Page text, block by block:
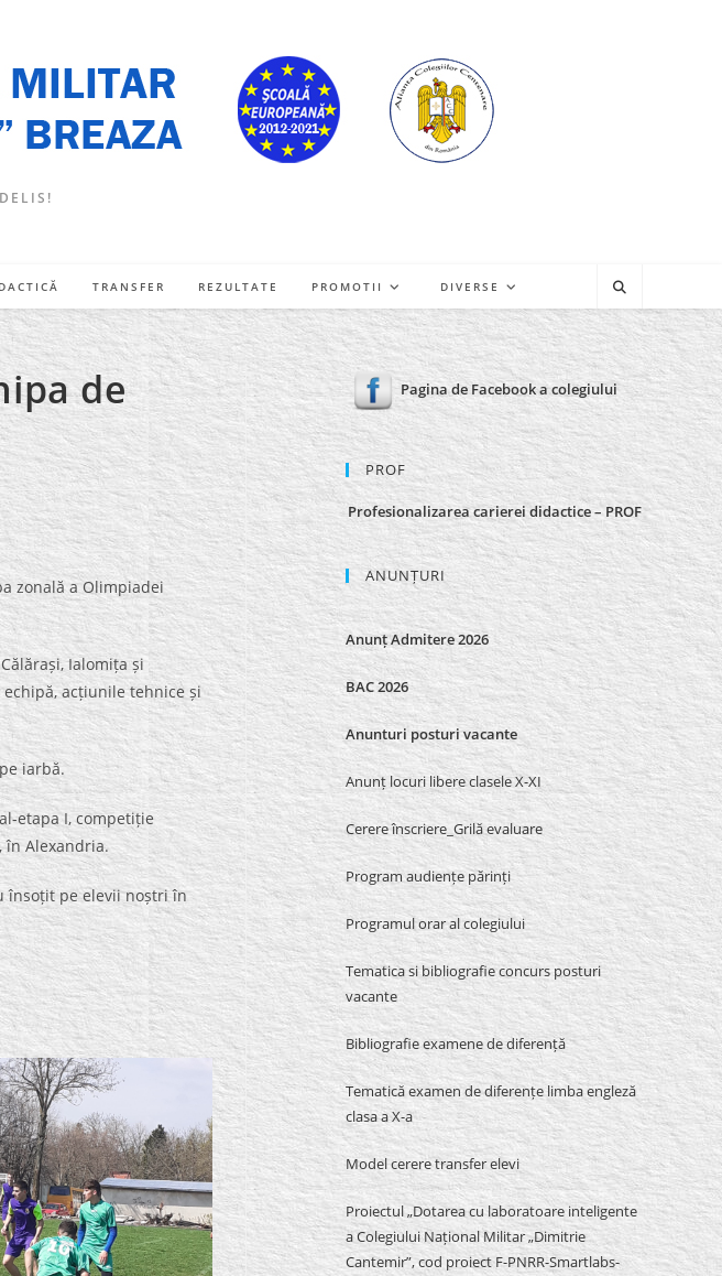
TRANSFER REZULTATE PROMOTII DIVERSE
de
zonală a Olimpiadei
Ialomița și
acțiunile tehnice și
iarbă.
etapa I, competiție
în Alexandria.
însoțit pe elevii noștri în
Pagina de Facebook a colegiului
PROF
Profesionalizarea carierei didactice – PROF
ANUNȚURI
Anunț Admitere 2026
BAC 2026
Anunturi posturi vacante
Anunț locuri libere clasele X-XI
Cerere înscriere_Grilă evaluare
Program audiențe părinți
Programul orar al colegiului
Tematica si bibliografie concurs posturi
vacante
Bibliografie examene de diferență
Tematică examen de diferențe limba engleză
clasa a X-a
Model cerere transfer elevi
Proiectul „Dotarea cu laboratoare inteligente
a Colegiului Național Militar „Dimitrie
Cantemir”, cod proiect F-PNRR-Smartlabs-